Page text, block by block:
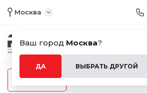
Ваш город Москва?
ДА ВЫБРАТЬ ДРУГОЙ
Москва
Меню